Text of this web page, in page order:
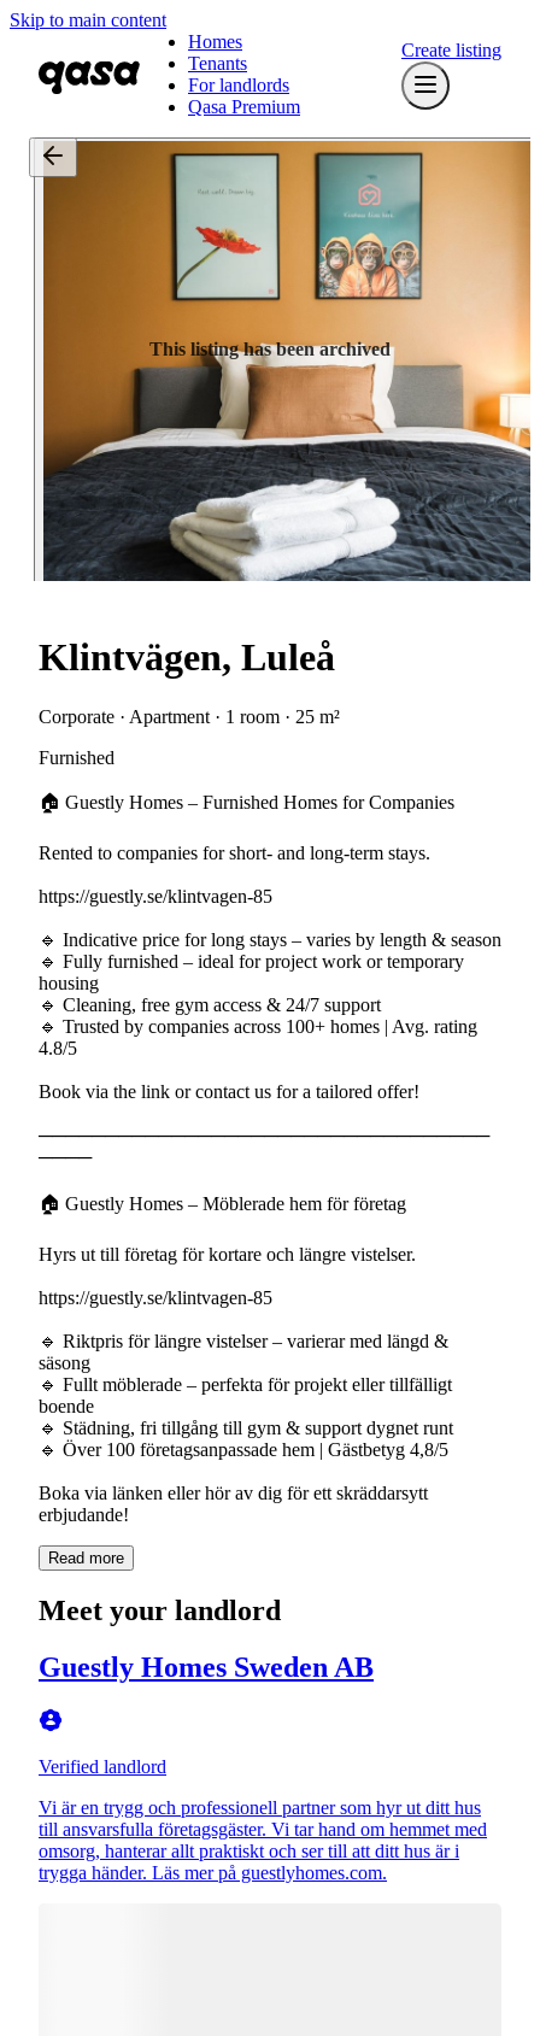
Skip to main content
Homes
Tenants
For landlords
Qasa Premium
Create listing
This listing has been archived
Klintvägen, Luleå
Corporate · Apartment · 1 room · 25 m²
Furnished
🏠 Guestly Homes – Furnished Homes for Companies
Rented to companies for short- and long-term stays.
https://guestly.se/klintvagen-85
🔹 Indicative price for long stays – varies by length & season
🔹 Fully furnished – ideal for project work or temporary
housing
🔹 Cleaning, free gym access & 24/7 support
🔹 Trusted by companies across 100+ homes | Avg. rating
4.8/5
Book via the link or contact us for a tailored offer!
──────────────────────────────────
────
🏠 Guestly Homes – Möblerade hem för företag
Hyrs ut till företag för kortare och längre vistelser.
https://guestly.se/klintvagen-85
🔹 Riktpris för längre vistelser – varierar med längd &
säsong
🔹 Fullt möblerade – perfekta för projekt eller tillfälligt
boende
🔹 Städning, fri tillgång till gym & support dygnet runt
🔹 Över 100 företagsanpassade hem | Gästbetyg 4,8/5
Boka via länken eller hör av dig för ett skräddarsytt
erbjudande!
Read more
Meet your landlord
Guestly Homes Sweden AB
Verified landlord
Vi är en trygg och professionell partner som hyr ut ditt hus
till ansvarsfulla företagsgäster. Vi tar hand om hemmet med
omsorg, hanterar allt praktiskt och ser till att ditt hus är i
trygga händer. Läs mer på guestlyhomes.com.